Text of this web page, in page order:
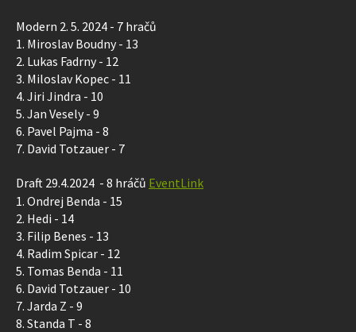
Modern 2. 5. 2024 - 7 hračů
1. Miroslav Boudny - 13
2. Lukas Fadrny - 12
3. Miloslav Kopec - 11
4. Jiri Jindra - 10
5. Jan Vesely - 9
6. Pavel Pajma - 8
7. David Totzauer - 7
Draft 29.4.2024 - 8 hráčů EventLink
1. Ondrej Benda - 15
2. Hedi - 14
3. Filip Benes - 13
4. Radim Spicar - 12
5. Tomas Benda - 11
6. David Totzauer - 10
7. Jarda Z - 9
8. Standa T - 8